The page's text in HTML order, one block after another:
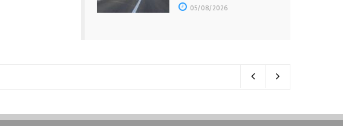
05/08/2026